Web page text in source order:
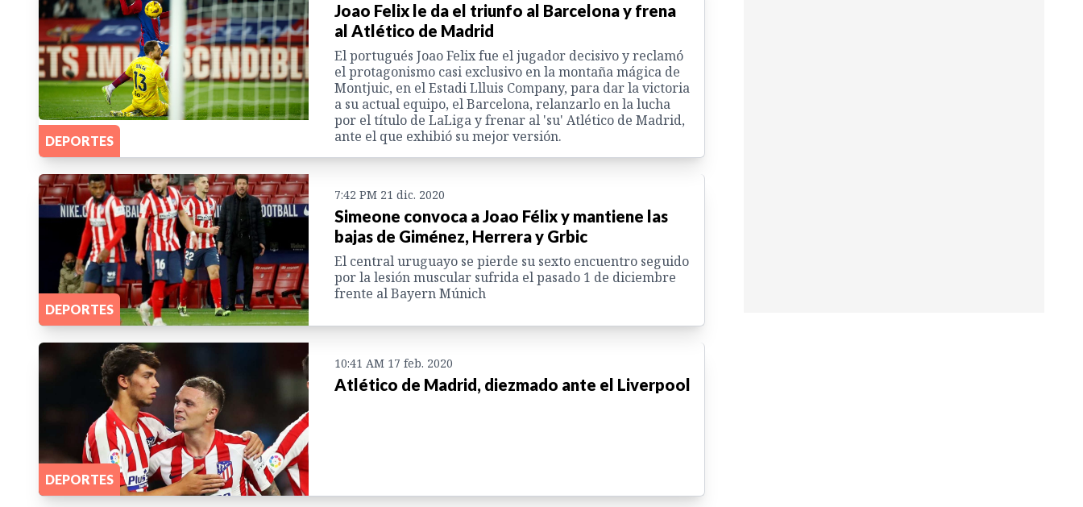
DEPORTES
Joao Felix le da el triunfo al Barcelona y frena
al Atlético de Madrid
El portugués Joao Felix fue el jugador decisivo y reclamó
el protagonismo casi exclusivo en la montaña mágica de
Montjuic, en el Estadi Llluis Company, para dar la victoria
a su actual equipo, el Barcelona, relanzarlo en la lucha
por el título de LaLiga y frenar al 'su' Atlético de Madrid,
ante el que exhibió su mejor versión.
DEPORTES
7:42 PM 21 dic. 2020
Simeone convoca a Joao Félix y mantiene las
bajas de Giménez, Herrera y Grbic
El central uruguayo se pierde su sexto encuentro seguido
por la lesión muscular sufrida el pasado 1 de diciembre
frente al Bayern Múnich
DEPORTES
10:41 AM 17 feb. 2020
Atlético de Madrid, diezmado ante el Liverpool